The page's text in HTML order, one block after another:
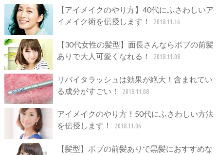
【アイメイクのやり方】40代にふさわしいア
イメイク術を伝授します！
2018.11.16
【30代女性の髪型】面長さんならボブの前髪
ありで大人可愛くなれる！
2018.11.08
リバイタラッシュは効果が絶大！含まれてい
る成分がすごい！
2018.11.08
アイメイクのやり方！50代にふさわしい方法
を伝授します！
2018.11.06
【髪型】ボブの前髪ありで黒髪におすすめな